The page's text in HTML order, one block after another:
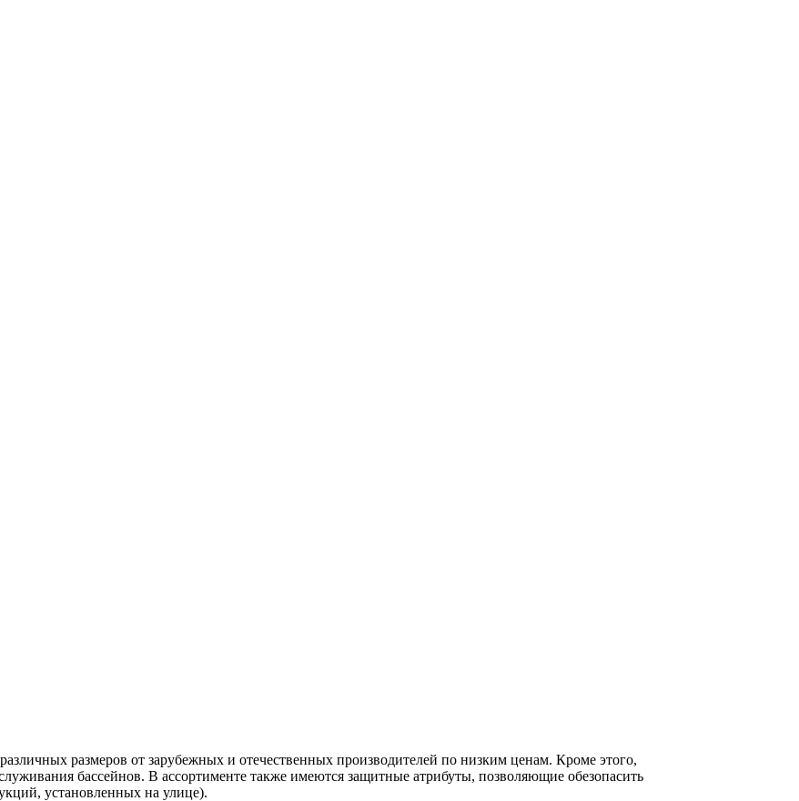
размеров от зарубежных и отечественных производителей по низким ценам. Кроме этого,
бассейнов. В ассортименте также имеются защитные атрибуты, позволяющие обезопасить
установленных на улице).